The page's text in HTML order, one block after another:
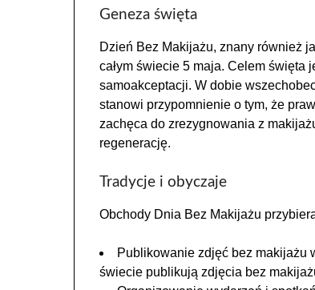
Geneza święta
Dzień Bez Makijażu, znany również
całym świecie 5 maja. Celem święta
samoakceptacji. W dobie
stanowi przypomnienie o tym, że
zachęca do zrezygnowania z
regenerację.
Tradycje i obyczaje
Obchody Dnia Bez Makijażu
Publikowanie zdjęć bez makijażu
świecie publikują zdjęcia bez